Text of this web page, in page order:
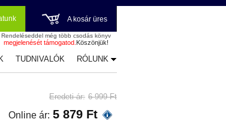
A kosár üres
Rendeléseddel még több csodás könyv
megjelenését támogatod. Köszönjük!
TUDNIVALÓK RÓLUNK
Eredeti ár: 6 999 Ft
Online ár: 5 879 Ft